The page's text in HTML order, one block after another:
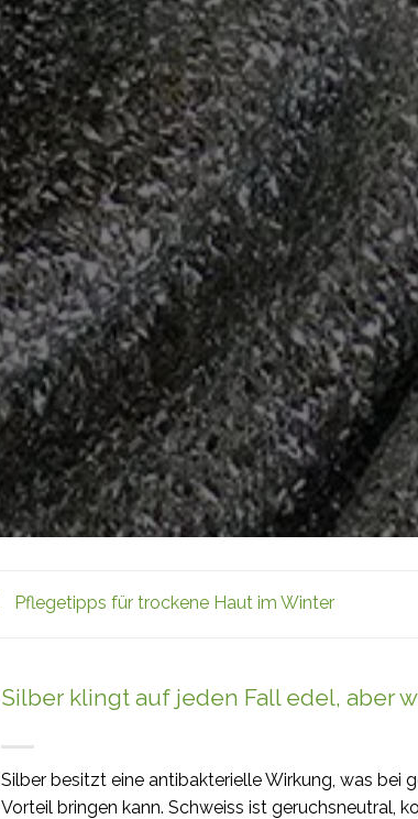
Silber klingt auf jeden Fall edel, aber
Silber besitzt eine antibakterielle Wirkung, was bei
Vorteil bringen kann. Schweiss ist geruchsneutral,
Pflegetipps für trockene Haut im Winter